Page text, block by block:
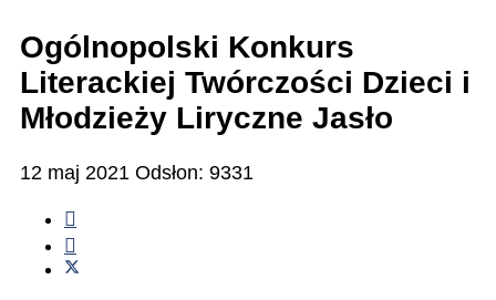
Ogólnopolski Konkurs
Literackiej Twórczości Dzieci i
Młodzieży Liryczne Jasło
12 maj 2021 Odsłon: 9331